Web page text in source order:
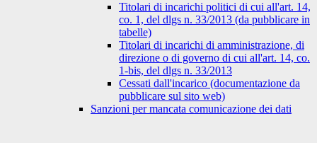
Titolari di incarichi politici di cui all'art. 14,
co. 1, del dlgs n. 33/2013 (da pubblicare in
tabelle)
Titolari di incarichi di amministrazione, di
direzione o di governo di cui all'art. 14, co.
1-bis, del dlgs n. 33/2013
Cessati dall'incarico (documentazione da
pubblicare sul sito web)
Sanzioni per mancata comunicazione dei dati